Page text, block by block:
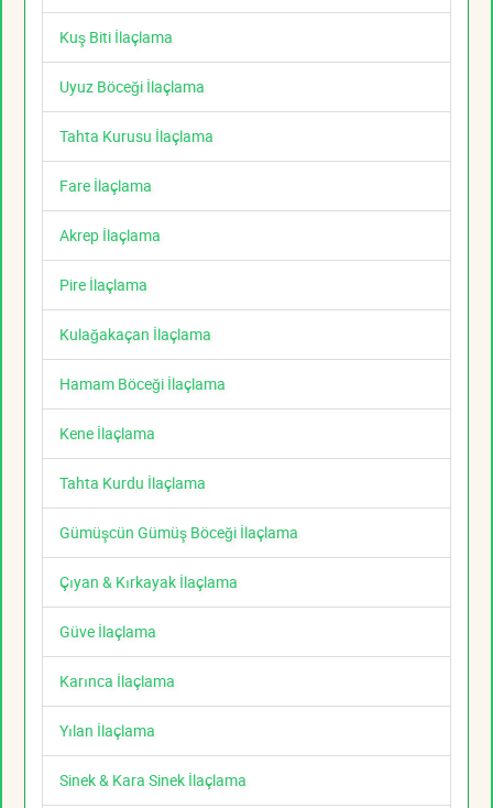
Kuş Biti İlaçlama
Uyuz Böceği İlaçlama
Tahta Kurusu İlaçlama
Fare İlaçlama
Akrep İlaçlama
Pire İlaçlama
Kulağakaçan İlaçlama
Hamam Böceği İlaçlama
Kene İlaçlama
Tahta Kurdu İlaçlama
Gümüşcün Gümüş Böceği İlaçlama
Çıyan & Kırkayak İlaçlama
Güve İlaçlama
Karınca İlaçlama
Yılan İlaçlama
Sinek & Kara Sinek İlaçlama